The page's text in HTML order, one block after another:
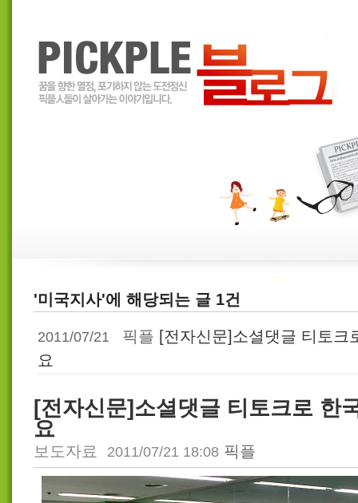
'미국지사'에 해당되는 글 1건
2011/07/21 픽플 [전자신문]소셜댓글 티토크
요
[전자신문]소셜댓글 티토크로 한
요
보도자료 2011/07/21 18:08 픽플